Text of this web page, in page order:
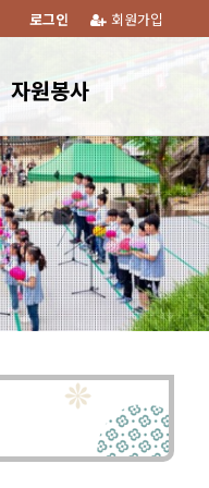
회원가입
로그인
자원봉사